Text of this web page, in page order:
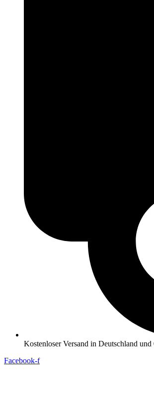
Kostenloser Versand in Deutschland
Facebook-f